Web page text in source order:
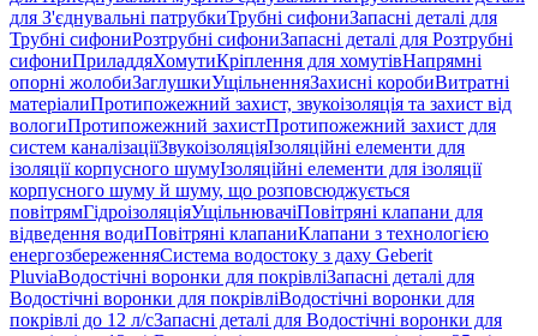
для З'єднувальні патрубкиТрубні сифониЗапасні деталі для
Трубні сифониРозтрубні сифониЗапасні деталі для Розтрубні
сифониПриладдяХомутиКріплення для хомутівНапрямні
опорні жолобиЗаглушкиУщільненняЗахисні коробиВитратні
матеріалиПротипожежний захист, звукоізоляція та захист від
вологиПротипожежний захистПротипожежний захист для
систем каналізаціїЗвукоізоляціяІзоляційні елементи для
ізоляції корпусного шумуІзоляційні елементи для ізоляції
корпусного шуму й шуму, що розповсюджується
повітрямГідроізоляціяУщільнювачіПовітряні клапани для
відведення водиПовітряні клапаниКлапани з технологією
енергозбереженняСистема водостоку з даху Geberit
PluviaВодостічні воронки для покрівліЗапасні деталі для
Водостічні воронки для покрівліВодостічні воронки для
покрівлі до 12 л/сЗапасні деталі для Водостічні воронки для